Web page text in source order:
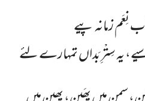
نِعَم زمانہ پیے
یہ سِتْرِ بَداں تمہارے لئے